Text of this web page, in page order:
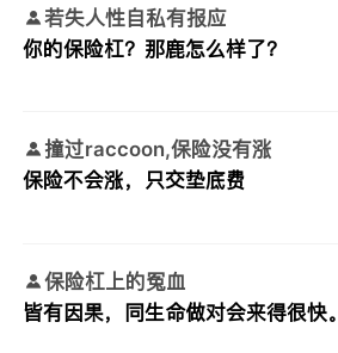
若失人性自私有报应
你的保险杠？那鹿怎么样了？
撞过raccoon,保险没有涨
保险不会涨，只交垫底费
保险杠上的冤血
皆有因果，同生命做对会来得很快。